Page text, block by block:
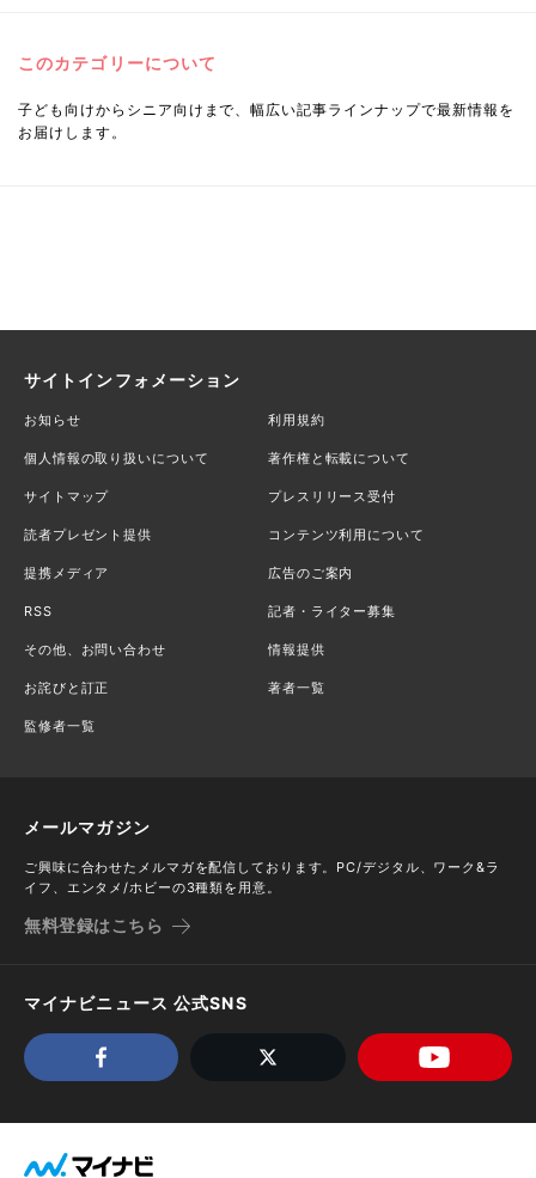
このカテゴリーについて
子ども向けからシニア向けまで、幅広い記事ラインナップで最新情報を
お届けします。
サイトインフォメーション
お知らせ 利用規約
個人情報の取り扱いについて 著作権と転載について
サイトマップ プレスリリース受付
読者プレゼント提供 コンテンツ利用について
提携メディア 広告のご案内
RSS 記者・ライター募集
その他、お問い合わせ 情報提供
お詫びと訂正 著者一覧
監修者一覧
メールマガジン
ご興味に合わせたメルマガを配信しております。PC/デジタル、ワーク&ラ
イフ、エンタメ/ホビーの3種類を用意。
無料登録はこちら
マイナビニュース 公式SNS